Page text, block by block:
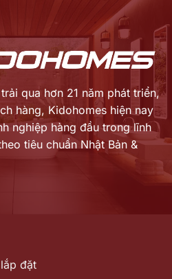
10.395.000 ₫.
qua hơn 21 năm phát triển,
hàng, Kidohomes hiện nay
nghiệp hàng đầu trong lĩnh
tiêu chuẩn Nhật Bản &
đặt